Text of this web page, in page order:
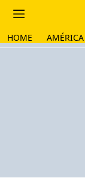
HOME AMÉRICA